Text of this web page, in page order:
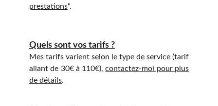
Mes tarifs varient selon le type de service (tarif
allant de 30€ à 110€),contactez-moi pour plus
de détails.
prestations".
Quels sont vos tarifs ?